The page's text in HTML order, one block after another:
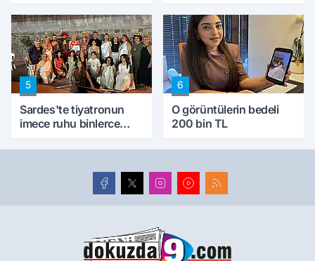
5
Sardes'te tiyatronun
imece ruhu binlerce
6
O görüntülerin bedeli
200 bin TL